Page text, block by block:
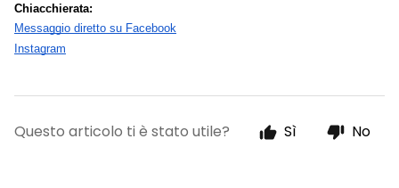
Chiacchierata:
Messaggio diretto su Facebook
Instagram
Questo articolo ti è stato utile? Sì No